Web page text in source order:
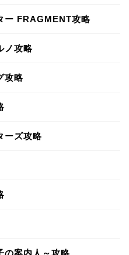
ー FRAGMENT攻略
ノ攻略
攻略
ーズ攻略
の案内人～攻略